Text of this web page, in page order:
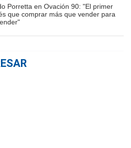
Porretta en Ovación 90: "El primer
que comprar más que vender para